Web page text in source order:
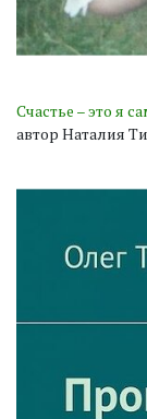
Счастье – это я
автор Наталия